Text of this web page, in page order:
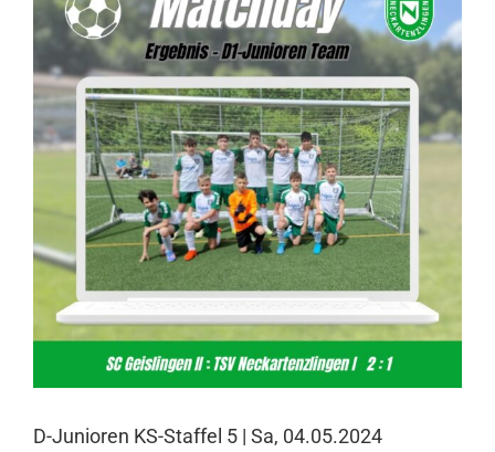
Image
D-Junioren KS-Staffel 5 | Sa, 04.05.2024